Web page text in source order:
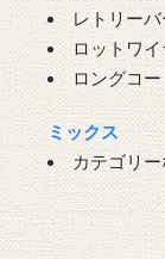
レトリー
ロットワ
ロングコ
ミックス
カテゴリー